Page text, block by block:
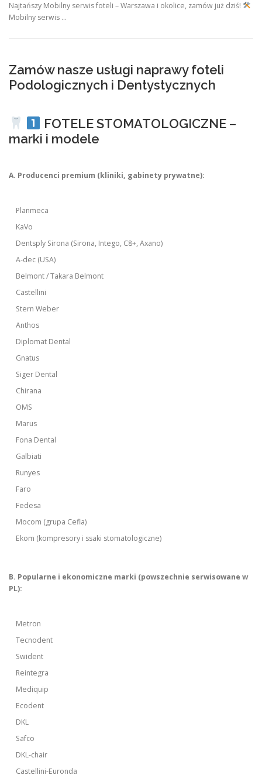
Najtańszy Mobilny serwis foteli – Warszawa i okolice, zamów już dziś!
Mobilny serwis …
Zamów nasze usługi naprawy foteli
Podologicznych i Dentystycznych
FOTELE STOMATOLOGICZNE –
marki i modele
A. Producenci premium (kliniki, gabinety prywatne):
Planmeca
KaVo
Dentsply Sirona (Sirona, Intego, C8+, Axano)
A-dec (USA)
Belmont / Takara Belmont
Castellini
Stern Weber
Anthos
Diplomat Dental
Gnatus
Siger Dental
Chirana
OMS
Marus
Fona Dental
Galbiati
Runyes
Faro
Fedesa
Mocom (grupa Cefla)
Ekom (kompresory i ssaki stomatologiczne)
B. Popularne i ekonomiczne marki (powszechnie serwisowane w
PL):
Metron
Tecnodent
Swident
Reintegra
Mediquip
Ecodent
DKL
Safco
DKL-chair
Castellini-Euronda